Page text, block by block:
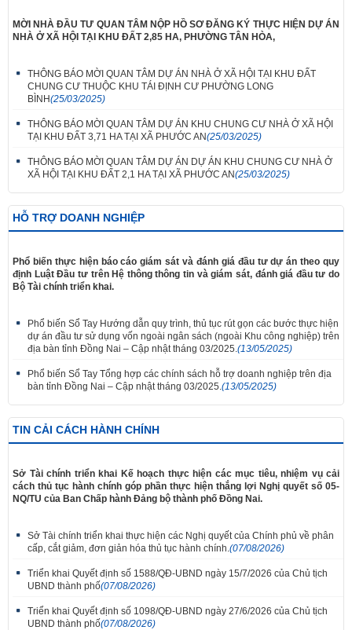
MỜI NHÀ ĐẦU TƯ QUAN TÂM NỘP HỒ SƠ ĐĂNG KÝ THỰC HIỆN DỰ ÁN
NHÀ Ở XÃ HỘI TẠI KHU ĐẤT 2,85 HA, PHƯỜNG TÂN HÒA,
THÔNG BÁO MỜI QUAN TÂM DỰ ÁN NHÀ Ở XÃ HỘI TẠI KHU ĐẤT
CHUNG CƯ THUỘC KHU TÁI ĐỊNH CƯ PHƯỜNG LONG
BÌNH(25/03/2025)
THÔNG BÁO MỜI QUAN TÂM DỰ ÁN KHU CHUNG CƯ NHÀ Ở XÃ HỘI
TẠI KHU ĐẤT 3,71 HA TẠI XÃ PHƯỚC AN(25/03/2025)
THÔNG BÁO MỜI QUAN TÂM DỰ ÁN DỰ ÁN KHU CHUNG CƯ NHÀ Ở
XÃ HỘI TẠI KHU ĐẤT 2,1 HA TẠI XÃ PHƯỚC AN(25/03/2025)
HỖ TRỢ DOANH NGHIỆP
Phổ biến thực hiện báo cáo giám sát và đánh giá đầu tư dự án theo quy
định Luật Đầu tư trên Hệ thông thông tin và giám sát, đánh giá đầu tư do
Bộ Tài chính triển khai.
Phổ biến Sổ Tay Hướng dẫn quy trình, thủ tục rút gọn các bước thực hiện
dự án đầu tư sử dụng vốn ngoài ngân sách (ngoài Khu công nghiệp) trên
địa bàn tỉnh Đồng Nai – Cập nhật tháng 03/2025. (13/05/2025)
Phổ biến Sổ Tay Tổng hợp các chính sách hỗ trợ doanh nghiệp trên địa
bàn tỉnh Đồng Nai – Cập nhật tháng 03/2025. (13/05/2025)
TIN CẢI CÁCH HÀNH CHÍNH
Sở Tài chính triển khai Kế hoạch thực hiện các mục tiêu, nhiệm vụ cải
cách thủ tục hành chính góp phần thực hiện thắng lợi Nghị quyết số 05-
NQ/TU của Ban Chấp hành Đảng bộ thành phố Đồng Nai.
Sở Tài chính triển khai thực hiện các Nghị quyết của Chính phủ về phân
cấp, cắt giảm, đơn giản hóa thủ tục hành chính. (07/08/2026)
Triển khai Quyết định số 1588/QĐ-UBND ngày 15/7/2026 của Chủ tịch
UBND thành phố(07/08/2026)
Triển khai Quyết định số 1098/QĐ-UBND ngày 27/6/2026 của Chủ tịch
UBND thành phố(07/08/2026)